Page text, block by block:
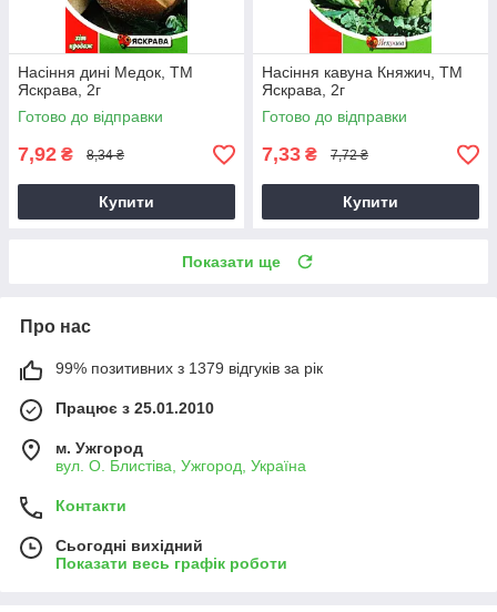
Насіння дині Медок, ТМ
Яскрава, 2г
Готово до відправки
7,92 ₴ 8,34 ₴
Купити
Насіння кавуна Княжич, ТМ
Яскрава, 2г
Готово до відправки
7,33 ₴ 7,72 ₴
Купити
Показати ще
Про нас
99% позитивних з 1379 відгуків за рік
Працює з 25.01.2010
м. Ужгород
вул. О. Блистіва, Ужгород, Україна
Контакти
Сьогодні вихідний
Показати весь графік роботи